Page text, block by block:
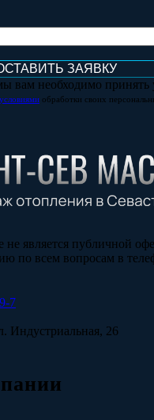
вам необходимо принять
условиями обработки своих
является публичной
по всем вопросам в
7
Индустриальная, 26